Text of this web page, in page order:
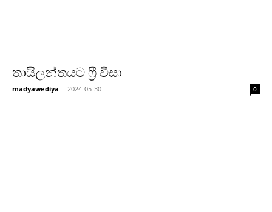
තායිලන්තයට ෆ්‍රී වීසා
madyawediya - 2024-05-30 0